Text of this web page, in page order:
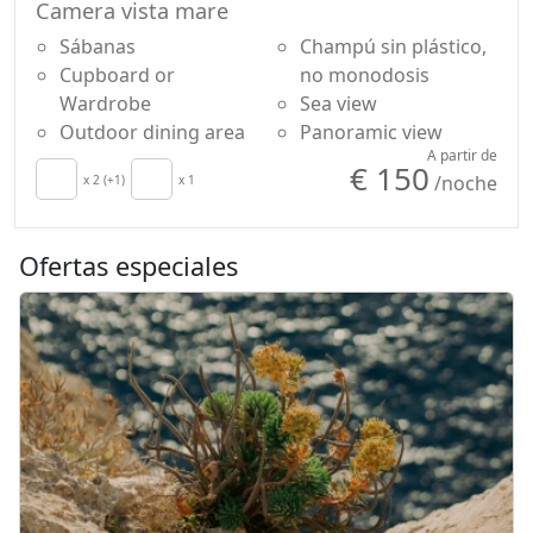
Camera vista mare
Sábanas
Cupboard or
Wardrobe
Outdoor dining area
Champú sin plástico,
no monodosis
Sea view
Panoramic view
x 2 (+1) x 1
A partir de
€ 150 /noche
Ofertas especiales